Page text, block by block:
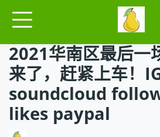
2021华南区最后一
来了，赶紧上车！
soundcloud
likes paypal